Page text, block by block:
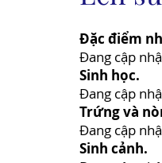
Đặc điểm
Đang cập
Sinh học.
Đang cập
Trứng và
Đang cập
Sinh cảnh.